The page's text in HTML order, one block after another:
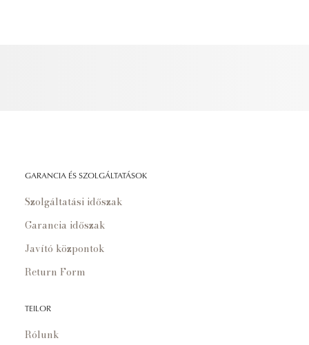
GARANCIA ÉS SZOLGÁLTATÁSOK
Szolgáltatási időszak
Garancia időszak
Javító központok
Return Form
TEILOR
Rólunk